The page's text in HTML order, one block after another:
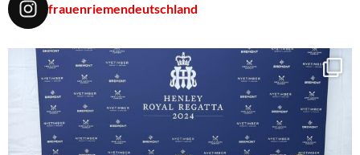
frauenriemendeutschland